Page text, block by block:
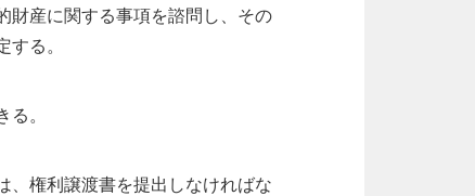
財産に関する事項を諮問し、その
る。
。
、権利譲渡書を提出しなければな